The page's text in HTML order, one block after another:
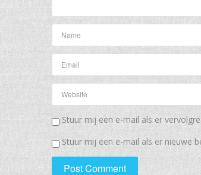
Stuur mij een e-mail als er
Stuur mij een e-mail als er nieuwe